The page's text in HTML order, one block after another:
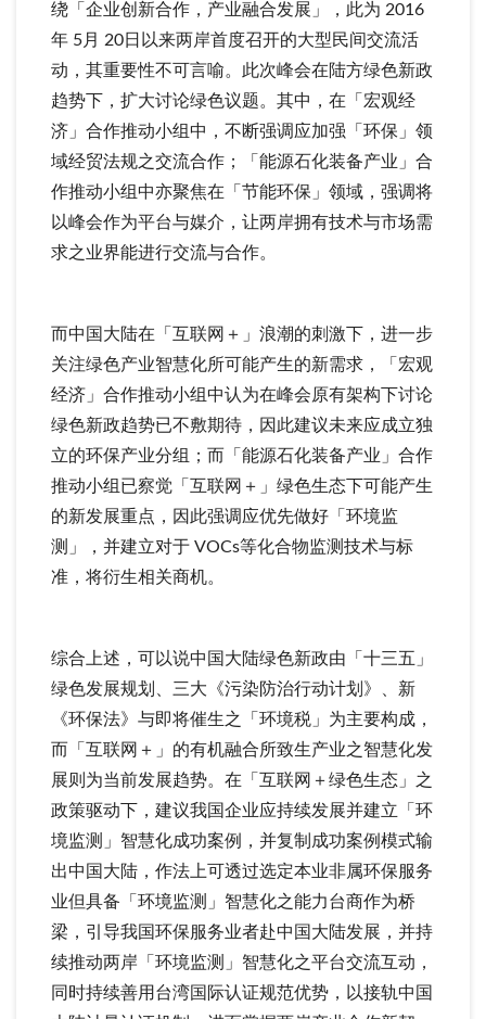
绕「企业创新合作，产业融合发展」，此为 2016
年 5月 20日以来两岸首度召开的大型民间交流活
动，其重要性不可言喻。此次峰会在陆方绿色新政
趋势下，扩大讨论绿色议题。其中，在「宏观经
济」合作推动小组中，不断强调应加强「环保」领
域经贸法规之交流合作；「能源石化装备产业」合
作推动小组中亦聚焦在「节能环保」领域，强调将
以峰会作为平台与媒介，让两岸拥有技术与市场需
求之业界能进行交流与合作。
而中国大陆在「互联网＋」浪潮的刺激下，进一步
关注绿色产业智慧化所可能产生的新需求，「宏观
经济」合作推动小组中认为在峰会原有架构下讨论
绿色新政趋势已不敷期待，因此建议未来应成立独
立的环保产业分组；而「能源石化装备产业」合作
推动小组已察觉「互联网＋」绿色生态下可能产生
的新发展重点，因此强调应优先做好「环境监
测」，并建立对于 VOCs等化合物监测技术与标
准，将衍生相关商机。
综合上述，可以说中国大陆绿色新政由「十三五」
绿色发展规划、三大《污染防治行动计划》、新
《环保法》与即将催生之「环境税」为主要构成，
而「互联网＋」的有机融合所致生产业之智慧化发
展则为当前发展趋势。在「互联网＋绿色生态」之
政策驱动下，建议我国企业应持续发展并建立「环
境监测」智慧化成功案例，并复制成功案例模式输
出中国大陆，作法上可透过选定本业非属环保服务
业但具备「环境监测」智慧化之能力台商作为桥
梁，引导我国环保服务业者赴中国大陆发展，并持
续推动两岸「环境监测」智慧化之平台交流互动，
同时持续善用台湾国际认证规范优势，以接轨中国